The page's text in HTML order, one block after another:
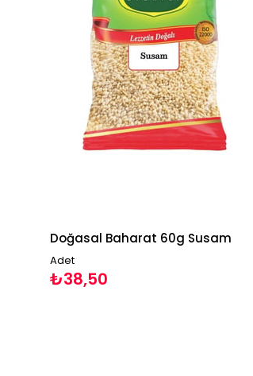
Doğasal Baharat 60g Susam
Adet
₺38,50